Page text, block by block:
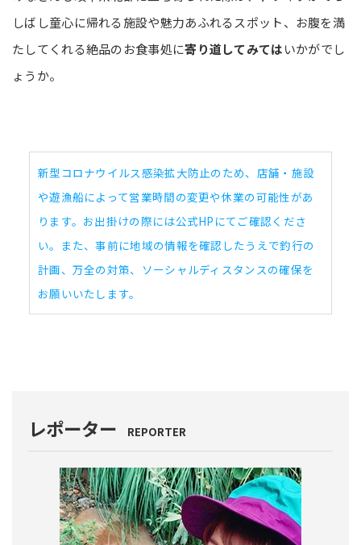
しばし童心に帰れる施設や魅力あふれるスポット、お腹を満
たしてくれる絶品のお食事処に寄り道してみてはいかがでし
ょうか。
新型コロナウイルス感染拡大防止のため、店舗・施設
や遊漁船によって営業時間の変更や休業の可能性があ
ります。お出掛けの際には公式HPにてご確認くださ
い。また、事前に地域の情報を確認したうえで釣行の
計画、万全の対策、ソーシャルディスタンスの確保を
お願いいたします。
レポーター REPORTER